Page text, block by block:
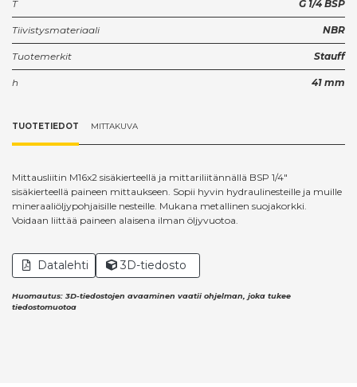
T G 1/4 BSP
Tiivistysmateriaali NBR
Tuotemerkit Stauff
h 41 mm
TUOTETIEDOT MITTAKUVA
Mittausliitin M16x2 sisäkierteellä ja mittariliitännällä BSP 1/4"
sisäkierteellä paineen mittaukseen. Sopii hyvin hydraulinesteille ja muille
mineraaliöljypohjaisille nesteille. Mukana metallinen suojakorkki.
Voidaan liittää paineen alaisena ilman öljyvuotoa.
Datalehti 3D-tiedosto
Huomautus: 3D-tiedostojen avaaminen vaatii ohjelman, joka tukee
tiedostomuotoa